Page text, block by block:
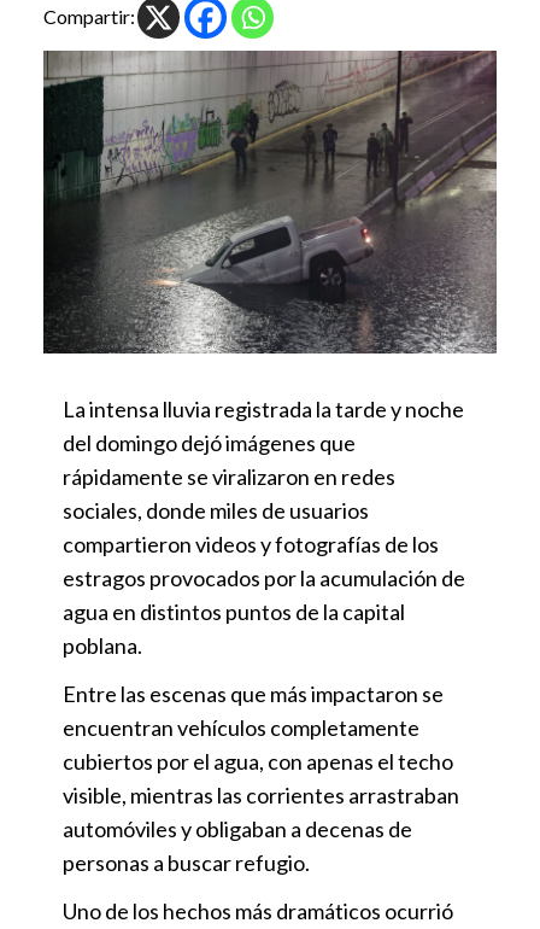
Compartir:
La intensa lluvia registrada la tarde y noche
del domingo dejó imágenes que
rápidamente se viralizaron en redes
sociales, donde miles de usuarios
compartieron videos y fotografías de los
estragos provocados por la acumulación de
agua en distintos puntos de la capital
poblana.
Entre las escenas que más impactaron se
encuentran vehículos completamente
cubiertos por el agua, con apenas el techo
visible, mientras las corrientes arrastraban
automóviles y obligaban a decenas de
personas a buscar refugio.
Uno de los hechos más dramáticos ocurrió